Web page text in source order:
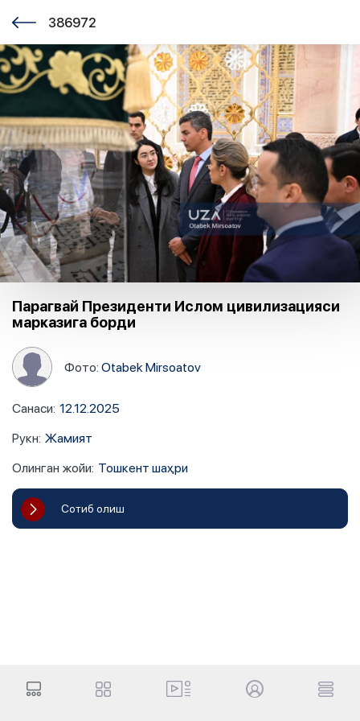
386972
Парагвай Президенти Ислом цивилизацияси
марказига борди
Фото:Otabek Mirsoatov
Санаси: 12.12.2025
Рукн: Жамият
Олинган жойи: Тошкент шаҳри
Сотиб олиш